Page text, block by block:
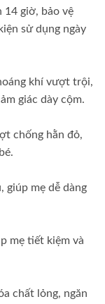
14 giờ, bảo vệ
sử dụng ngày
khí vượt trội,
giác dày cộm.
chống hằn đỏ,
giúp mẹ dễ dàng
mẹ tiết kiệm và
chất lỏng, ngăn